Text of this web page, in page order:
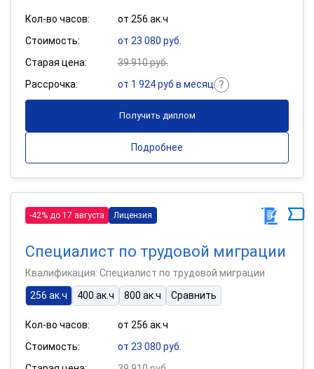
Кол-во часов:
от 256 ак.ч
Стоимость:
от 23 080 руб.
Старая цена:
39 910 руб.
Рассрочка:
от 1 924 руб в месяц
Получить диплом
Подробнее
-42% до 17 августа Лицензия
Специалист по трудовой миграции
Квалификация: Специалист по трудовой миграции
256 ак.ч
400 ак.ч 800 ак.ч Сравнить
Кол-во часов:
от 256 ак.ч
Стоимость:
от 23 080 руб.